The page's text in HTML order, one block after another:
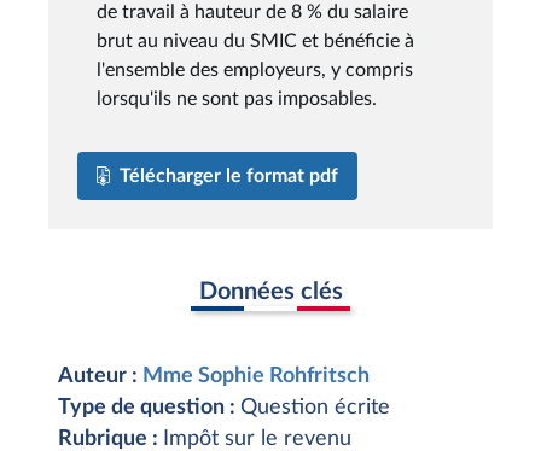
de travail à hauteur de 8 % du salaire
brut au niveau du SMIC et bénéficie à
l'ensemble des employeurs, y compris
lorsqu'ils ne sont pas imposables.
Télécharger le format pdf
Données clés
Auteur : Mme Sophie Rohfritsch
Type de question : Question écrite
Rubrique :
Impôt sur le revenu